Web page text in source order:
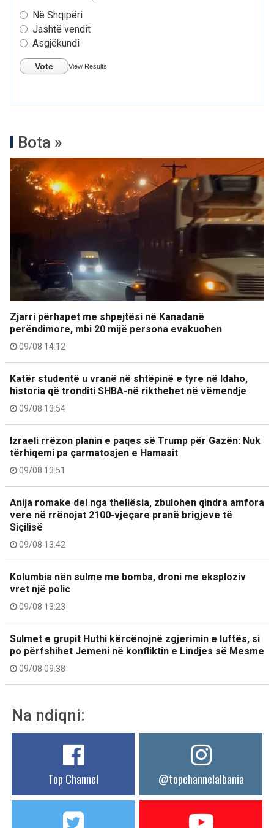
Në Shqipëri
Jashtë vendit
Asgjëkundi
Vote View Results
Bota »
Zjarri përhapet me shpejtësi në Kanadanë
perëndimore, mbi 20 mijë persona evakuohen
09/08 14:12
Katër studentë u vranë në shtëpinë e tyre në Idaho,
historia që tronditi SHBA-në rikthehet në vëmendje
09/08 13:54
Izraeli rrëzon planin e paqes së Trump për Gazën: Nuk
tërhiqemi pa çarmatosjen e Hamasit
09/08 13:51
Anija romake del nga thellësia, zbulohen qindra amfora
vere në rrënojat 2100-vjeçare pranë brigjeve të
Siçilisë
09/08 13:42
Kolumbia nën sulme me bomba, droni me eksploziv
vret një polic
09/08 13:23
Sulmet e grupit Huthi kërcënojnë zgjerimin e luftës, si
po përfshihet Jemeni në konfliktin e Lindjes së Mesme
09/08 09:38
Na ndiqni:
Top Channel @topchannelalbania